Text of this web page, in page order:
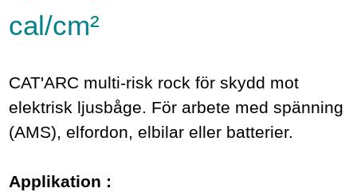
cal/cm²
CAT'ARC multi-risk rock för skydd mot
elektrisk ljusbåge. För arbete med spänning
(AMS), elfordon, elbilar eller batterier.
Applikation :